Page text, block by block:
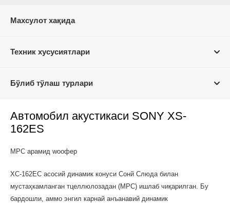
Махсулот хақида
Техник хусусиятлари
Бўлиб тўлаш турлари
Автомобил акустикаси SONY XS-
162ES
МРC арамид wоофер
ХС-162EС асосий динамик конуси Сонй Слюда билан
мустаҳкамланган тцеллюлозадан (МРC) ишлаб чиқарилган. Бу
бардошли, аммо энгил карнай анъанавий динамик